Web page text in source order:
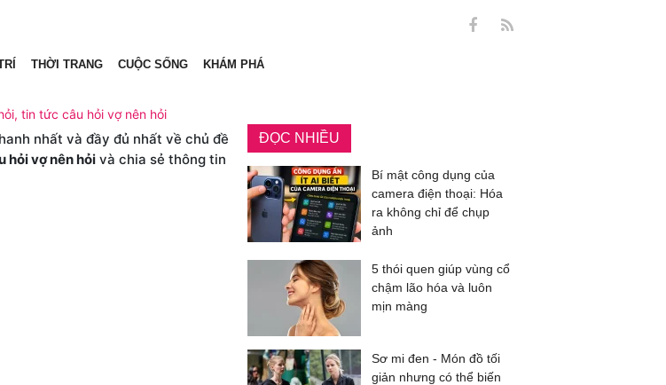
THỜI TRANG CUỘC SỐNG KHÁM PHÁ
tin tức câu hỏi vợ nên hỏi
nhất và đầy đủ nhất về chủ đề
hỏi vợ nên hỏi và chia sẻ thông tin
ĐỌC NHIỀU
Bí mật công dụng của
camera điện thoại: Hóa
ra không chỉ để chụp
ảnh
5 thói quen giúp vùng cổ
chậm lão hóa và luôn
mịn màng
Sơ mi đen - Món đồ tối
giản nhưng có thể biến